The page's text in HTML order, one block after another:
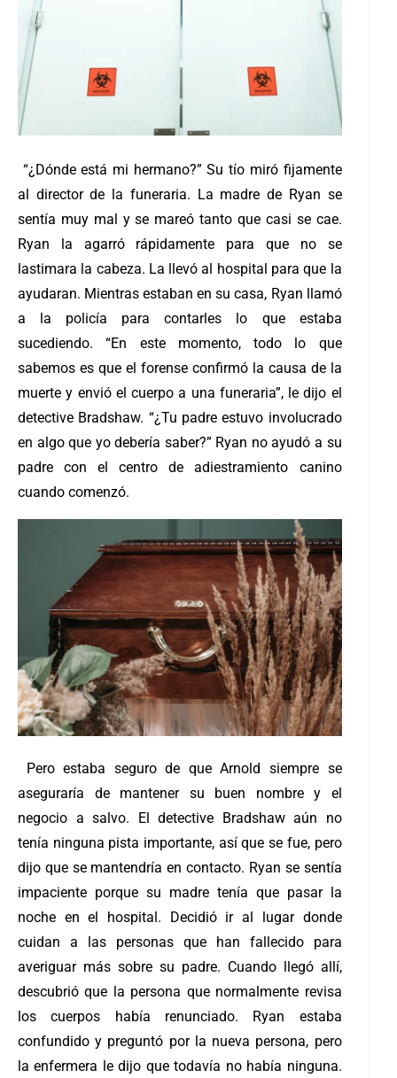
“¿Dónde está mi hermano?” Su tío miró fijamente
al director de la funeraria. La madre de Ryan se
sentía muy mal y se mareó tanto que casi se cae.
Ryan la agarró rápidamente para que no se
lastimara la cabeza. La llevó al hospital para que la
ayudaran. Mientras estaban en su casa, Ryan llamó
a la policía para contarles lo que estaba
sucediendo. “En este momento, todo lo que
sabemos es que el forense confirmó la causa de la
muerte y envió el cuerpo a una funeraria”, le dijo el
detective Bradshaw. “¿Tu padre estuvo involucrado
en algo que yo debería saber?” Ryan no ayudó a su
padre con el centro de adiestramiento canino
cuando comenzó.
Pero estaba seguro de que Arnold siempre se
aseguraría de mantener su buen nombre y el
negocio a salvo. El detective Bradshaw aún no
tenía ninguna pista importante, así que se fue, pero
dijo que se mantendría en contacto. Ryan se sentía
impaciente porque su madre tenía que pasar la
noche en el hospital. Decidió ir al lugar donde
cuidan a las personas que han fallecido para
averiguar más sobre su padre. Cuando llegó allí,
descubrió que la persona que normalmente revisa
los cuerpos había renunciado. Ryan estaba
confundido y preguntó por la nueva persona, pero
la enfermera le dijo que todavía no había ninguna.